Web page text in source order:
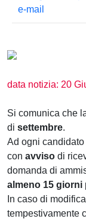
data notizia: 20
Si comunica che
di settembre.
Ad ogni
con avviso di
domanda di
almeno 15 giorni
In caso di
tempestivamente